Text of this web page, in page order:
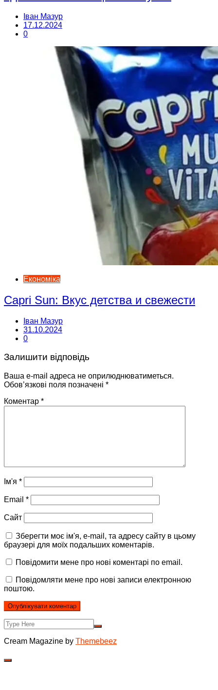
Іван Мазур
17.12.2024
0
Економіка
Capri Sun: Вкус детства и свежести
Іван Мазур
31.10.2024
0
Залишити відповідь
Ваша e-mail адреса не оприлюднюватиметься.
Обов’язкові поля позначені *
Коментар *
Ім'я *
Email *
Сайт
Зберегти моє ім'я, e-mail, та адресу сайту в цьому
браузері для моїх подальших коментарів.
Повідомити мене про нові коментарі по email.
Повідомляти мене про нові записи електронною
поштою.
Cream Magazine by Themebeez